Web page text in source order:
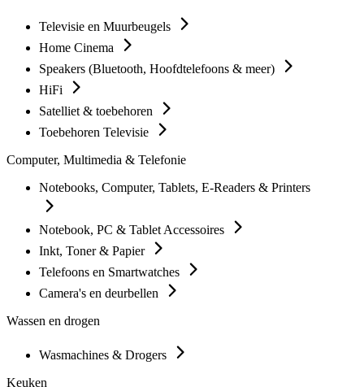
Televisie en Muurbeugels
Home Cinema
Speakers (Bluetooth, Hoofdtelefoons & meer)
HiFi
Satelliet & toebehoren
Toebehoren Televisie
Computer, Multimedia & Telefonie
Notebooks, Computer, Tablets, E-Readers & Printers
Notebook, PC & Tablet Accessoires
Inkt, Toner & Papier
Telefoons en Smartwatches
Camera's en deurbellen
Wassen en drogen
Wasmachines & Drogers
Keuken